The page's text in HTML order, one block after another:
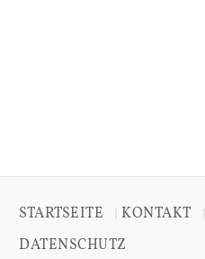
STARTSEITE KONTAKT
DATENSCHUTZ